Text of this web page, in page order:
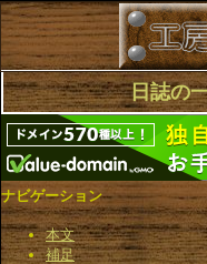
日誌の
ナビゲーション
本文
補足